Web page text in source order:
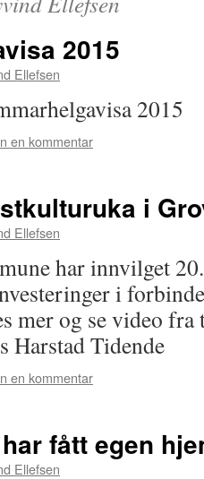
2015
Ellefsen
2015
en kommentar
i
Ellefsen
har innvilget
i
mer og se video fra
Harstad Tidende
en kommentar
fått egen
Ellefsen